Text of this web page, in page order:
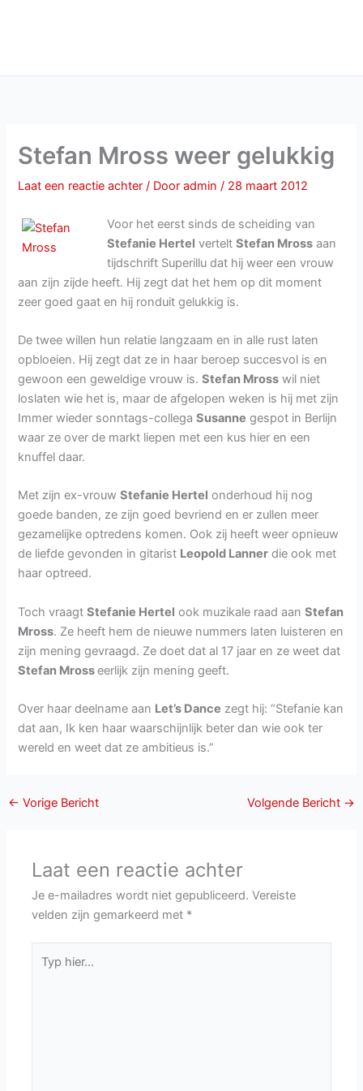
Stefan Mross weer gelukkig
Laat een reactie achter / Dooradmin/ 28 maart 2012
Voor het eerst sinds de scheiding van
Stefanie Hertel verteltStefan Mross aan
tijdschrift Superillu dat hij weer een vrouw
aan zijn zijde heeft. Hij zegt dat het hem op dit moment
zeer goed gaat en hij ronduit gelukkig is.
De twee willen hun relatie langzaam en in alle rust laten
opbloeien. Hij zegt dat ze in haar beroep succesvol is en
gewoon een geweldige vrouw is.Stefan Mross wil niet
loslaten wie het is, maar de afgelopen weken is hij met zijn
Immer wieder sonntags-collegaSusanne gespot in Berlijn
waar ze over de markt liepen met een kus hier en een
knuffel daar.
Met zijn ex-vrouwStefanie Hertel onderhoud hij nog
goede banden, ze zijn goed bevriend en er zullen meer
gezamelijke optredens komen. Ook zij heeft weer opnieuw
de liefde gevonden in gitarist Leopold Lanner die ook met
haar optreed.
Toch vraagtStefanie Hertel ook muzikale raad aanStefan
Mross. Ze heeft hem de nieuwe nummers laten luisteren en
zijn mening gevraagd. Ze doet dat al 17 jaar en ze weet dat
Stefan Mrosseerlijk zijn mening geeft.
Over haar deelname aan Let’s Dance zegt hij: “Stefanie kan
dat aan, Ik ken haar waarschijnlijk beter dan wie ook ter
wereld en weet dat ze ambitieus is.”
← Vorige Bericht Volgende Bericht →
Laat een reactie achter
Je e-mailadres wordt niet gepubliceerd. Vereiste
velden zijn gemarkeerd met *
hier...